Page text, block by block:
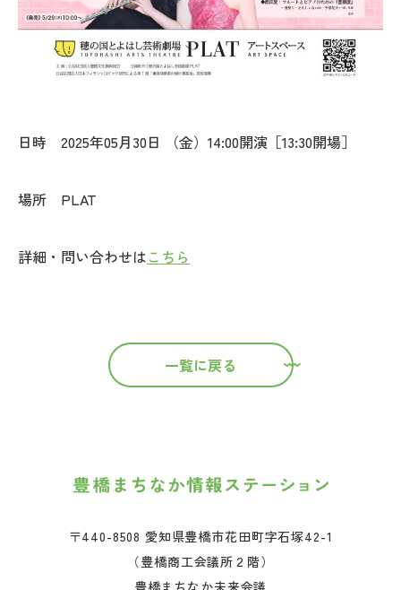
日時 2025年05月30日 （金）14:00開演［13:30開場］
場所 PLAT
詳細・問い合わせはこちら
一覧に戻る
〒440-8508 愛知県豊橋市花田町字石塚42-1
（豊橋商工会議所２階）